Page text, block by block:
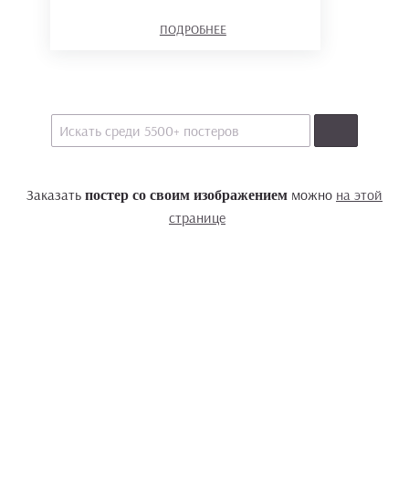
ПОДРОБНЕЕ
Заказать постер со своим изображением можно на этой
странице